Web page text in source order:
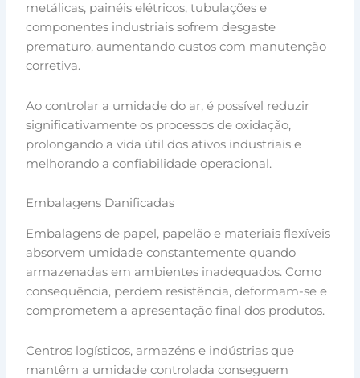
metálicas, painéis elétricos, tubulações e
componentes industriais sofrem desgaste
prematuro, aumentando custos com manutenção
corretiva.
Ao controlar a umidade do ar, é possível reduzir
significativamente os processos de oxidação,
prolongando a vida útil dos ativos industriais e
melhorando a confiabilidade operacional.
Embalagens Danificadas
Embalagens de papel, papelão e materiais flexíveis
absorvem umidade constantemente quando
armazenadas em ambientes inadequados. Como
consequência, perdem resistência, deformam-se e
comprometem a apresentação final dos produtos.
Centros logísticos, armazéns e indústrias que
mantêm a umidade controlada conseguem